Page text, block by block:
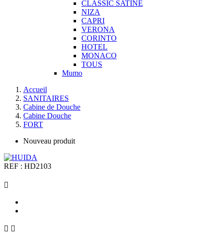
CLASSIC SATINE
NIZA
CAPRI
VERONA
CORINTO
HOTEL
MONACO
TOUS
Mumo
Accueil
SANITAIRES
Cabine de Douche
Cabine Douche
FORT
Nouveau produit
REF : HD2103

 